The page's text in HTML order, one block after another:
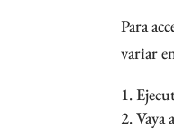
Para
variar
Vaya